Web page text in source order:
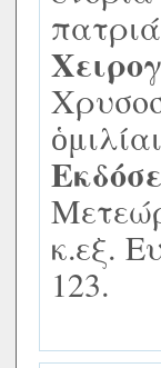
κ.εξ.
123.